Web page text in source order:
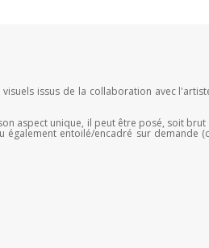
issus de la collaboration avec
aspect unique, il peut être posé, soit
entoilé/encadré sur demande